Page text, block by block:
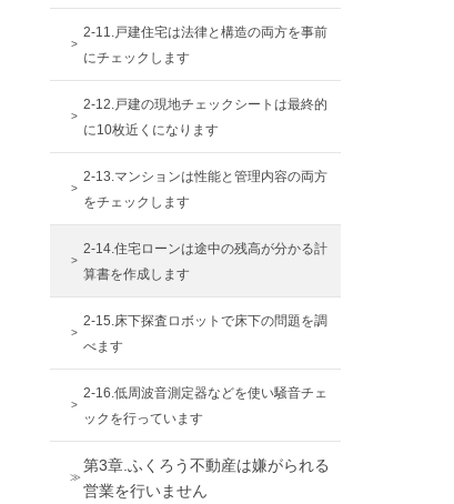
2-11.戸建住宅は法律と構造の両方を事前
にチェックします
2-12.戸建の現地チェックシートは最終的
に10枚近くになります
2-13.マンションは性能と管理内容の両方
をチェックします
2-14.住宅ローンは途中の残高が分かる計
算書を作成します
2-15.床下探査ロボットで床下の問題を調
べます
2-16.低周波音測定器などを使い騒音チェ
ックを行っています
第3章.ふくろう不動産は嫌がられる
営業を行いません